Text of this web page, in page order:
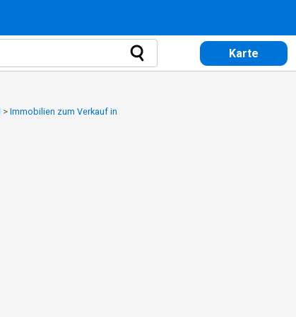
Karte
> Immobilien zum Verkauf in